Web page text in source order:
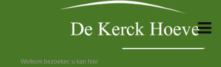
Welkom bezoeker, u kan hier